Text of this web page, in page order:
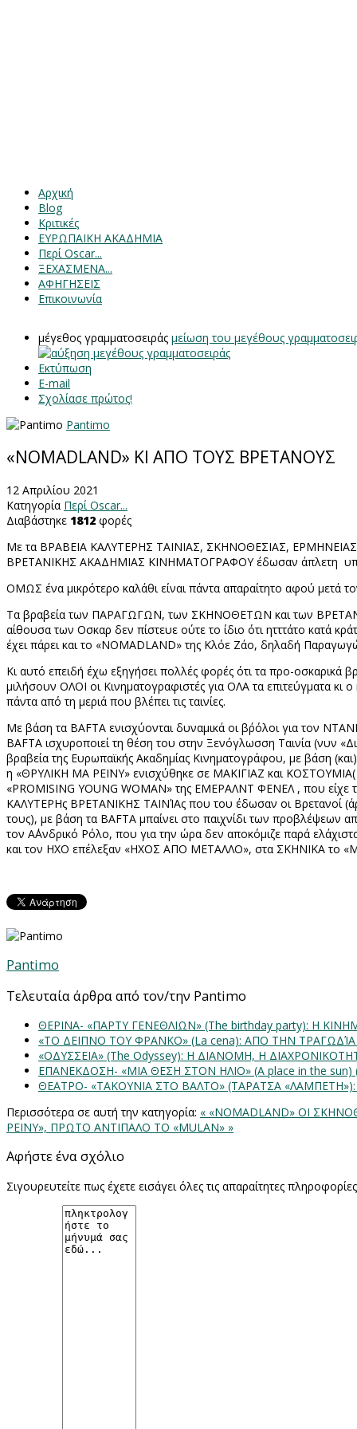
Αρχική
Blog
Κριτικές
ΕΥΡΩΠΑΙΚΗ ΑΚΑΔΗΜΙΑ
Περί Oscar...
ΞΕΧΑΣΜΕΝΑ...
ΑΦΗΓΗΣΕΙΣ
Επικοινωνία
μέγεθος γραμματοσειράς μείωση του μεγέθους
Εκτύπωση
E-mail
Σχολίασε πρώτος!
Pantimo
«NOMADLAND» ΚΙ ΑΠΟ ΤΟΥΣ ΒΡΕΤΑΝΟΥΣ
12 Απριλίου 2021
Κατηγορία Περί Oscar...
Διαβάστηκε 1812 φορές
Με τα ΒΡΑΒΕΙΑ ΚΑΛΥΤΕΡΗΣ ΤΑΙΝΙΑΣ, ΣΚΗΝΟΘΕΣΙΑΣ,
ΒΡΕΤΑΝΙΚΗΣ ΑΚΑΔΗΜΙΑΣ ΚΙΝΗΜΑΤΟΓΡΑΦΟΥ έδωσαν άπλετη
ΟΜΩΣ ένα μικρότερο καλάθι είναι πάντα απαραίτητο αφού μετά
Τα βραβεία των ΠΑΡΑΓΩΓΩΝ, των ΣΚΗΝΟΘΕΤΩΝ και των
αίθουσα των Οσκαρ δεν πίστευε ούτε το ίδιο ότι ητττάτο κατά
έχει πάρει και το «NOMADLAND» της Κλόε Ζάο, δηλαδή
Κι αυτό επειδή έχω εξηγήσει πολλές φορές ότι τα προ-οσκαρικά
μιλήσουν ΟΛΟΙ οι Κινηματογραφιστές για ΟΛΑ τα επιτεύγματα
πάντα από τη μεριά που βλέπει τις ταινίες.
Με βάση τα BAFTA ενισχύονται δυναμικά οι β΄ρόλοι για τον
BAFTA ισχυροποιεί τη θέση του στην Ξενόγλωσση Ταινία (νυν
βραβεία της Ευρωπαϊκής Ακαδημίας Κινηματογράφου, με βάση
η «ΘΡΥΛΙΚΗ ΜΑ ΡΕΪΝΥ» ενισχύθηκε σε ΜΑΚΙΓΙΑΖ και
«PROMISING YOUNG WOMAN» της ΕΜΕΡΑΛΝΤ ΦΕΝΕΛ , που είχε
ΚΑΛΥΤΕΡΗς ΒΡΕΤΑΝΙΚΗΣ ΤΑΙΝΊΑς που του έδωσαν οι Βρετανοί
τους), με βάση τα BAFTA μπαίνει στο παιχνίδι των προβλέψεων
τον Α΄Ανδρικό Ρόλο, που για την ώρα δεν αποκόμιζε παρά
και τον ΗΧΟ επέλεξαν «ΗΧΟΣ ΑΠΟ ΜΕΤΑΛΛΟ», στα ΣΚΗΝΙΚΑ το
Pantimo
Τελευταία άρθρα από τον/την Pantimo
ΘΕΡΙΝΑ- «ΠΑΡΤΥ ΓΕΝΕΘΛΙΩΝ» (The birthday party): H
«ΤΟ ΔΕΙΠΝΟ ΤΟΥ ΦΡΑΝΚΟ» (La cena): ΑΠΟ ΤΗΝ
«ΟΔΥΣΣΕΙΑ» (The Odyssey): Η ΔΙΑΝΟΜΗ, Η
ΕΠΑΝΕΚΔΟΣΗ- «ΜΙΑ ΘΕΣΗ ΣΤΟΝ ΗΛΙΟ» (Α place in the
ΘΕΑΤΡΟ- «ΤΑΚΟΥΝΙΑ ΣΤΟ ΒΑΛΤΟ» (ΤΑΡΑΤΣΑ
Περισσότερα σε αυτή την κατηγορία: « «NOMADLAND» ΟΙ
ΡΕΪΝΥ», ΠΡΩΤΟ ΑΝΤΙΠΑΛΟ ΤΟ «MULAN» »
Αφήστε ένα σχόλιο
Σιγουρευτείτε πως έχετε εισάγει όλες τις απαραίτητες